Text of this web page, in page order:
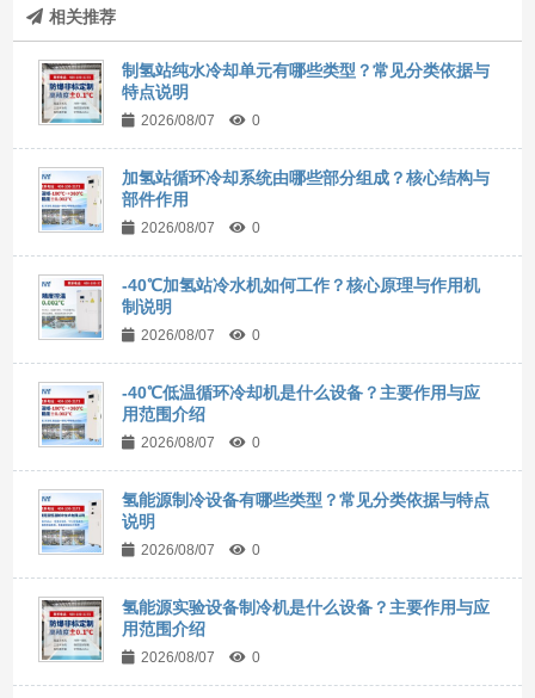
相关推荐
制氢站纯水冷却单元有哪些类型？常见分类依据与
特点说明
2026/08/07 0
加氢站循环冷却系统由哪些部分组成？核心结构与
部件作用
2026/08/07 0
-40℃加氢站冷水机如何工作？核心原理与作用机
制说明
2026/08/07 0
-40℃低温循环冷却机是什么设备？主要作用与应
用范围介绍
2026/08/07 0
氢能源制冷设备有哪些类型？常见分类依据与特点
说明
2026/08/07 0
氢能源实验设备制冷机是什么设备？主要作用与应
用范围介绍
2026/08/07 0